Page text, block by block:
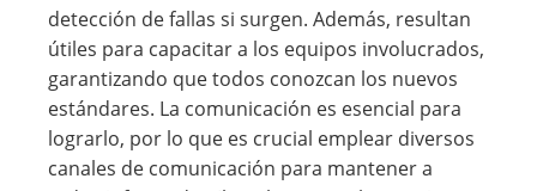
detección de fallas si surgen. Además, resultan
útiles para capacitar a los equipos involucrados,
garantizando que todos conozcan los nuevos
estándares. La comunicación es esencial para
lograrlo, por lo que es crucial emplear diversos
canales de comunicación para mantener a